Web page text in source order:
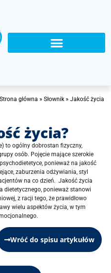
Strona główna » Słownik» Jakość życia
życia?
to ogólny dobrostan fizyczny,
osób. Pojęcie mające szerokie
ponieważ na jakość
zaburzenia odżywiania, styl
na co dzień. Jakość życia
dietetycznego, ponieważ stanowi
z racji tego, że prawidłowo
wielu aspektów życia, w tym
Wróć do spisu artykułów